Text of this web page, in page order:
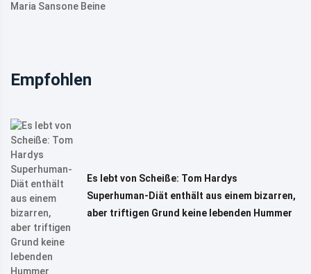
Maria Sansone Beine
Empfohlen
Es lebt von Scheiße: Tom Hardys
Superhuman-Diät enthält aus einem bizarren,
aber triftigen Grund keine lebenden Hummer